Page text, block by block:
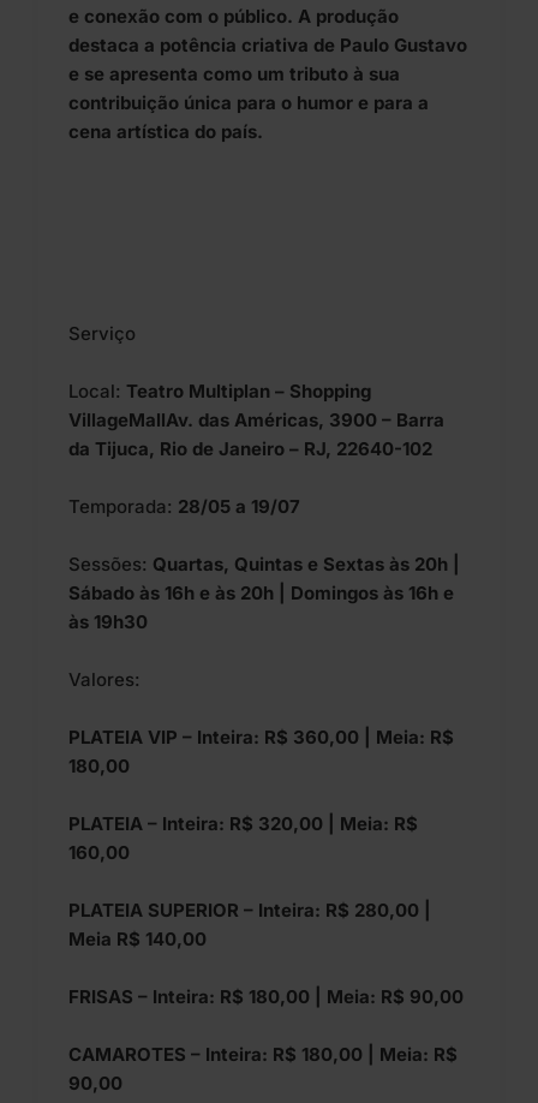
e conexão com o público. A produção
destaca a potência criativa de Paulo Gustavo
e se apresenta como um tributo à sua
contribuição única para o humor e para a
cena artística do país.
Serviço
Local: Teatro Multiplan – Shopping
VillageMallAv. das Américas, 3900 – Barra
da Tijuca, Rio de Janeiro – RJ, 22640-102
Temporada: 28/05 a 19/07
Sessões: Quartas, Quintas e Sextas às 20h |
Sábado às 16h e às 20h | Domingos às 16h e
às 19h30
Valores:
PLATEIA VIP – Inteira: R$ 360,00 | Meia: R$
180,00
PLATEIA – Inteira: R$ 320,00 | Meia: R$
160,00
PLATEIA SUPERIOR – Inteira: R$ 280,00 |
Meia R$ 140,00
FRISAS – Inteira: R$ 180,00 | Meia: R$ 90,00
CAMAROTES – Inteira: R$ 180,00 | Meia: R$
90,00